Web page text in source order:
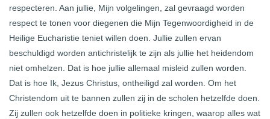
respecteren. Aan jullie, Mijn volgelingen, zal gevraagd worden
respect te tonen voor diegenen die Mijn Tegenwoordigheid in de
Heilige Eucharistie teniet willen doen. Jullie zullen ervan
beschuldigd worden antichristelijk te zijn als jullie het heidendom
niet omhelzen. Dat is hoe jullie allemaal misleid zullen worden.
Dat is hoe Ik, Jezus Christus, ontheiligd zal worden. Om het
Christendom uit te bannen zullen zij in de scholen hetzelfde doen.
Zij zullen ook hetzelfde doen in politieke kringen, waarop alles wat